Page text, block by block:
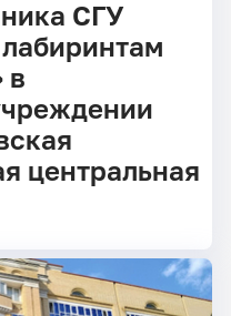
СГУ
в
центральная